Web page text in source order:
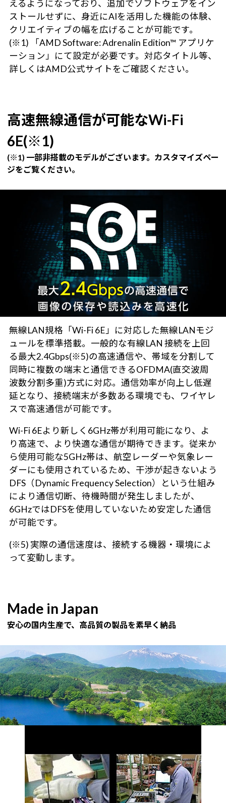
えるようになっており、追加でソフトウェアをイン
ストールせずに、身近にAIを活用した機能の体験、
クリエイティブの幅を広げることが可能です。
(※1) 「AMD Software: Adrenalin Edition™ アプリケ
ーション」にて設定が必要です。対応タイトル等、
詳しくはAMD公式サイトをご確認ください。
高速無線通信が可能なWi-Fi
6E(※1)
(※1) 一部非搭載のモデルがございます。カスタマイズペー
ジをご覧ください。
無線LAN規格「Wi-Fi 6E」に対応した無線LANモジ
ュールを標準搭載。一般的な有線LAN 接続を上回
る最大2.4Gbps(※5)の高速通信や、帯域を分割して
同時に複数の端末と通信できるOFDMA(直交波周
波数分割多重)方式に対応。通信効率が向上し低遅
延となり、接続端末が多数ある環境でも、ワイヤレ
スで高速通信が可能です。
Wi-Fi 6Eより新しく6GHz帯が利用可能になり、よ
り高速で、より快適な通信が期待できます。従来か
ら使用可能な5GHz帯は、航空レーダーや気象レー
ダーにも使用されているため、干渉が起きないよう
DFS（Dynamic Frequency Selection）という仕組み
により通信切断、待機時間が発生しましたが、
6GHzではDFSを使用していないため安定した通信
が可能です。
(※5) 実際の通信速度は、接続する機器・環境によ
って変動します。
Made in Japan
安心の国内生産で、高品質の製品を素早く納品